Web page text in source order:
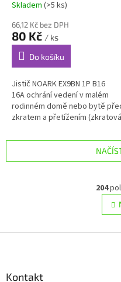
Skladem (>5 ks)
66,12 Kč bez DPH
80 Kč / ks
Do košíku
Jistič NOARK EX9BN 1P B16
16A ochrání vedení v malém
rodinném domě nebo bytě
zkratem a přetížením (zkratová
elektrického...
204
Kontakt